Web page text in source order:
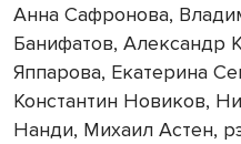
Анна Сафронова,
Банифатов, Александр
Яппарова, Екатерина
Константин Новиков,
Нанди, Михаил Астен,